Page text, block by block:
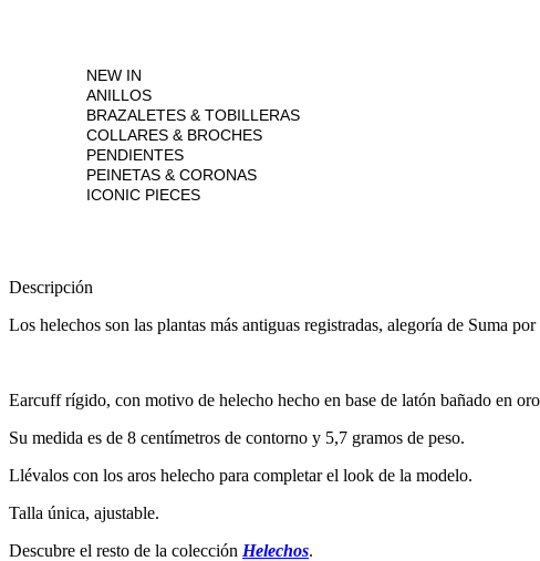
NEW IN
ANILLOS
BRAZALETES & TOBILLERAS
COLLARES & BROCHES
PENDIENTES
PEINETAS & CORONAS
ICONIC PIECES
Descripción
Los helechos son las plantas más antiguas registradas, alegoría de Suma
Earcuff rígido, con motivo de helecho hecho en base de latón bañado en
Su medida es de 8 centímetros de contorno y 5,7 gramos de peso.
Llévalos con los aros helecho para completar el look de la modelo.
Talla única, ajustable.
Descubre el resto de la colección Helechos.